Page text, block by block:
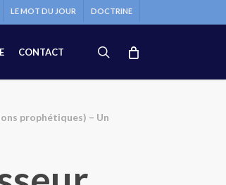
LE MOT DU JOUR DOCTRINE
CONTACT search
prophétiques) – Un